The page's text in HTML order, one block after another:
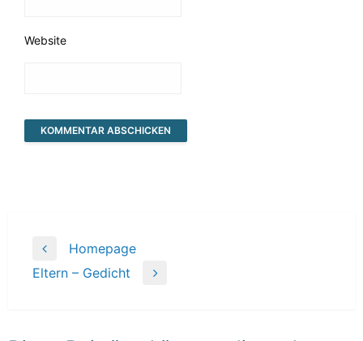
Website
Beitragsnavigation
Previous
Post
Homepage
Next
Eltern – Gedicht